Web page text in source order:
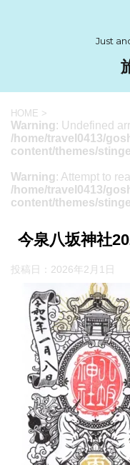
Just
HOME >
Warning: Undefined
/home/travel0413/
content/themes/
Warning: Attempt to
/home/travel0413/
content/themes/
今泉八坂神社
投稿日： 2026年2月1日